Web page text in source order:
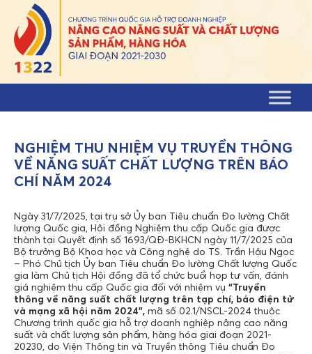
Skip to content
NGHIỆM THU NHIỆM VỤ TRUYỀN THÔNG
VỀ NĂNG SUẤT CHẤT LƯỢNG TRÊN BÁO
CHÍ NĂM 2024
Ngày 31/7/2025, tại trụ sở Ủy ban Tiêu chuẩn Đo lường Chất
lượng Quốc gia, Hội đồng Nghiệm thu cấp Quốc gia được
thành tại Quyết định số 1693/QĐ-BKHCN ngày 11/7/2025 của
Bộ trưởng Bộ Khoa học và Công nghệ do TS. Trần Hậu Ngọc
– Phó Chủ tịch Ủy ban Tiêu chuẩn Đo lường Chất lượng Quốc
gia làm Chủ tịch Hội đồng đã tổ chức buổi họp tư vấn, đánh
giá nghiệm thu cấp Quốc gia đối với nhiệm vụ “Truyền
thông về năng suất chất lượng trên tạp chí, báo điện tử
và mạng xã hội năm 2024”, mã số 02.1/NSCL-2024 thuộc
Chương trình quốc gia hỗ trợ doanh nghiệp nâng cao năng
suất và chất lượng sản phẩm, hàng hóa giai đoạn 2021-
20230, do Viện Thông tin và Truyền thông Tiêu chuẩn Đo